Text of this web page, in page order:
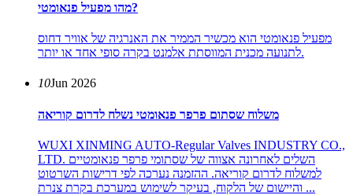
מהו מפעיל פנאומטי?
מפעיל פנאומטי הוא מכשיר הממיר את האנרגיה של אוויר דחוס
לתנועה מכנית המווסתת אלמנט בקרה סופי אחד או יותר.
10Jun 2026
משלוח שסתום פרפר פנאומטי נשלח לדרום קוריאה
WUXI XINMING AUTO-Regular Valves INDUSTRY CO.,
LTD. השלים לאחרונה אצווה של שסתומי פרפר פנאומטיים
למשלוח לדרום קוריאה. ההזמנה נערכה לפי דרישות השרטוט
והיישום של הלקוח, בעיקר לשימוש במערכת בקרת צנרת ...